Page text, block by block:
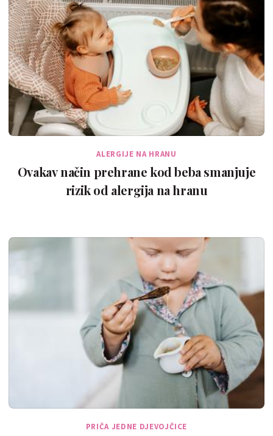
ALERGIJE NA HRANU
Ovakav način prehrane kod beba smanjuje
rizik od alergija na hranu
PRIČA JEDNE DJEVOJČICE